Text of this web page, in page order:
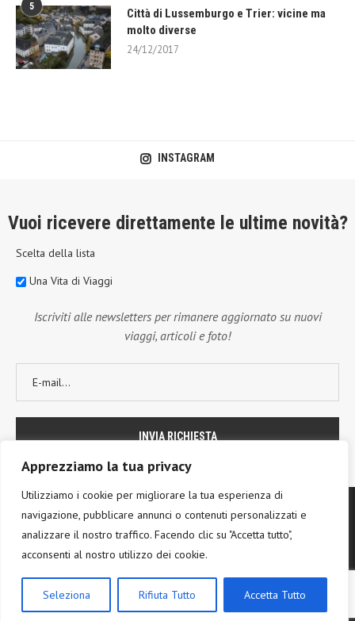
Apprezziamo la tua privacy
Utilizziamo i cookie per migliorare la tua esperienza di
navigazione, pubblicare annunci o contenuti personalizzati e
analizzare il nostro traffico. Facendo clic su "Accetta tutto",
acconsenti al nostro utilizzo dei cookie.
Seleziona Rifiuta Tutto Accetta Tutto
5
Città di Lussemburgo e Trier: vicine ma
molto diverse
24/12/2017
INSTAGRAM
Vuoi ricevere direttamente le ultime novità?
Scelta della lista
Una Vita di Viaggi
Iscriviti alle newsletters per rimanere aggiornato su nuovi
viaggi, articoli e foto!
TORNA IN CIMA